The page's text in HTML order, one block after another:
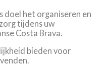
doel het organiseren en
tijdens uw
Costa Brava.
bieden voor